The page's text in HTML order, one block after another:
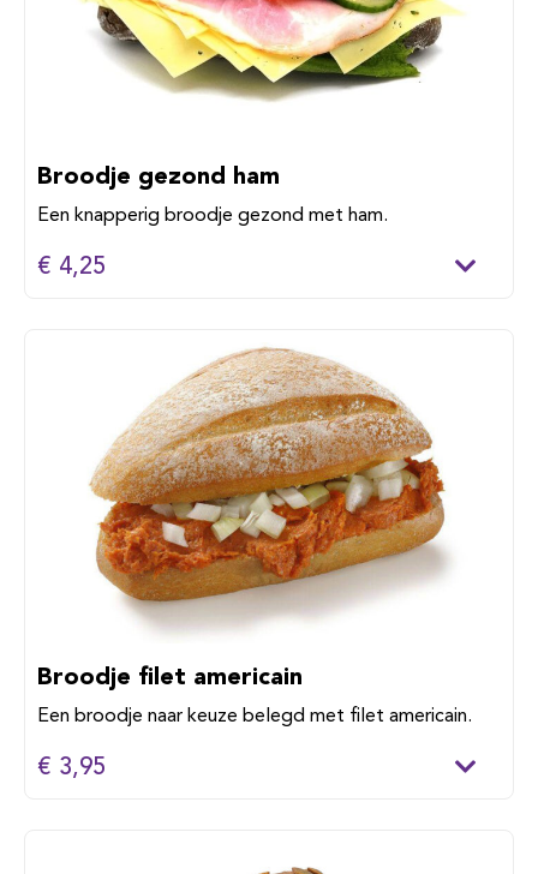
Broodje gezond ham
Een knapperig broodje gezond met ham.
€ 4,25
Broodje filet americain
Een broodje naar keuze belegd met filet americain.
€ 3,95